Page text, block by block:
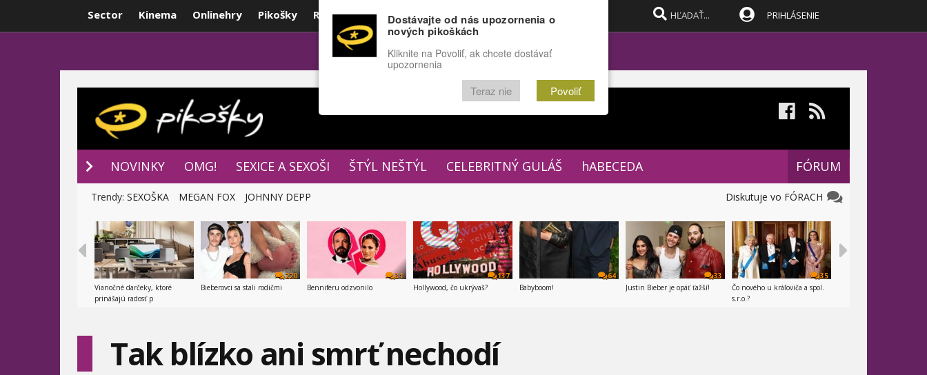
Sector Kinema Onlinehry Pikošky Rozprávky Funny Docu
POPULÁRNE FÓRUM
PRIHLÁSENIE
NOVINKY OMG! SEXICE A SEXOŠI ŠTÝL NEŠTÝL CELEBRITNÝ GULÁŠ hABECEDA FÓRUM
Diskutuje vo FÓRACH
Trendy: SEXOŠKA MEGAN FOX JOHNNY DEPP
Vianočné darčeky, ktoré
prinášajú radosť p
220
Bieberovci sa stali rodičmi
31
Benniferu odzvonilo
137
Hollywood, čo ukrývaš?
64
Babyboom!
33
Justin Bieber je opäť ťažší!
35
Čo nového u kráľoviča a spol.
s.r.o.?
Tak blízko ani smrť nechodí
Dostávajte od nás upozornenia o
nových pikoškách
Kliknite na Povoliť, ak chcete dostávať
upozornenia
Teraz nie Povoliť